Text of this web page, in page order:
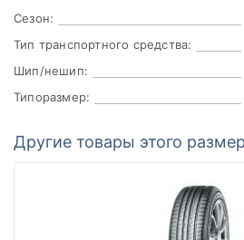
Сезон:
Тип транспортного средства:
Шип/нешип:
Типоразмер:
Другие товары этого